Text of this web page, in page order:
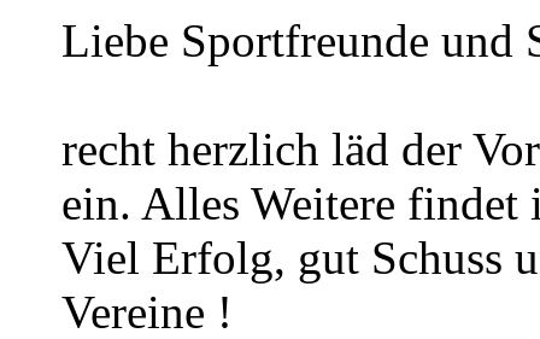
Liebe Sportfreunde und
recht herzlich läd der
ein. Alles Weitere
Viel Erfolg, gut Schuss
Vereine !